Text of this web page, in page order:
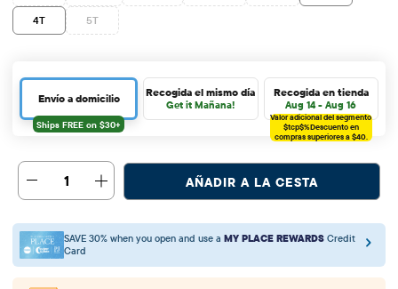
4T 5T
Envío a domicilio Recogida el mismo día
Get it Mañana!
Recogida en tienda
Aug 14 - Aug 16
Valor adicional del segmento
$tcp$%Descuento en
compras superiores a $40.
1 AÑADIR A LA CESTA
SAVE 30% when you open and use a MY PLACE REWARDS Credit
Card